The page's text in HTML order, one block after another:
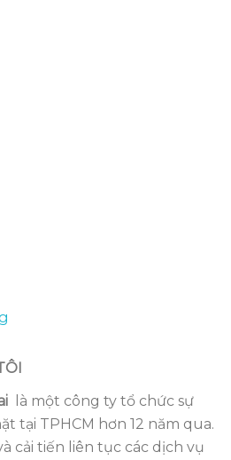
là một công ty tổ chức sự
tại TPHCM hơn 12 năm qua.
cải tiến liên tục các dịch vụ